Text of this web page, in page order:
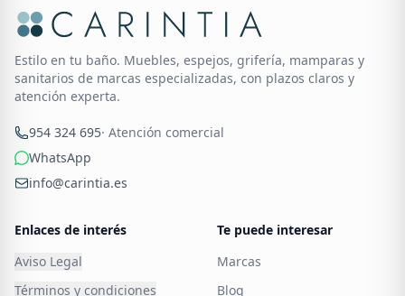
Estilo en tu baño. Muebles, espejos, grifería, mamparas y
sanitarios de marcas especializadas, con plazos claros y
atención experta.
954 324 695· Atención comercial
WhatsApp
info@carintia.es
Enlaces de interés
Aviso Legal
Términos y condiciones
Te puede interesar
Marcas
Blog